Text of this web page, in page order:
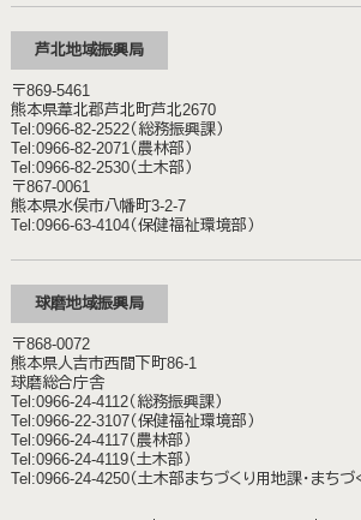
芦北地域振興局
〒869-5461
熊本県葦北郡芦北町芦北2670
Tel:0966-82-2522（総務振興課）
Tel:0966-82-2071（農林部）
Tel:0966-82-2530（土木部）
〒867-0061
熊本県水俣市八幡町3-2-7
Tel:0966-63-4104（保健福祉環境部）
球磨地域振興局
〒868-0072
熊本県人吉市西間下町86-1
球磨総合庁舎
Tel:0966-24-4112（総務振興課）
Tel:0966-22-3107（保健福祉環境部）
Tel:0966-24-4117（農林部）
Tel:0966-24-4119（土木部）
Tel:0966-24-4250（土木部まちづくり用地課・まちづ